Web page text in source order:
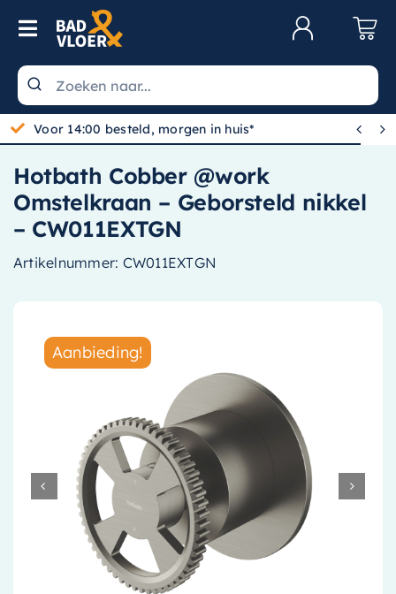
Skip to content
Toggle Navigation
Wastafels
Toiletten
Spiegels
Kranen
Douche
Radiatoren
Installatiemateriaal
Klimaatbeheersing
PVC
Tegels
Voor 14:00 besteld, morgen in huis*  
Hotbath Cobber @work
Omstelkraan – Geborsteld nikkel
– CW011EXTGN
Artikelnummer: CW011EXTGN
Aanbieding!